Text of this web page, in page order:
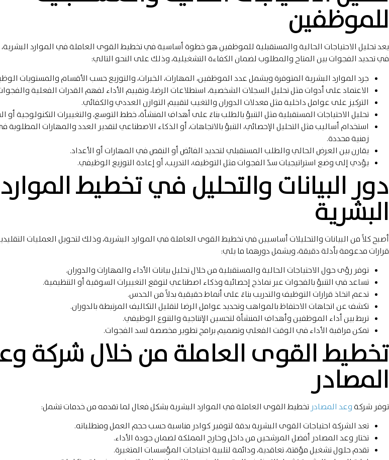
للموظفين
يعد تحليل الاحتياجات الحالية والمستقبلية للموظفين هو خطوة أساسية في تخطيط القوى العاملة في الموارد
في تحديد الفجوات بين المتاح والمطلوب لضمان الكفاءة التشغيلية، وذلك على النحو التالي:
جرد الموارد البشرية المتوفرة ويشمل عدد الموظفين، المهارات، الخبرات، والتوزيع حسب الأقسام والمستويات
الاعتماد على أدوات مثل تحليل السجلات الشخصية، استطلاعات الرضا، وتقييم الأداء لفهم القدرات الفعلية
التركيز على عوامل داخلية مثل معدلات الدوران والتغيب لتقييم التوازن العددي والكفائي.
تحليل الاحتياجات المستقبلية مثل التنبؤ بالطلب بناءً على أهداف المنشأة، خطط التوسع، والتغييرات التكنولوجية أو
استخدام أساليب مثل التحليل الإحصائي، التنبؤ بالاتجاهات، أو الذكاء الاصطناعي لتقدير العدد والمهارات المطلوبة
زمنية محددة.
يقارن بين العرض الحالي والطلب المستقبلي لتحديد الفائض أو النقص في المهارات أو الأعداد.
يؤدي إلى وضع استراتيجيات سدّ الفجوات مثل التوظيف، التدريب، أو إعادة التوزيع الوظيفي.
دور البيانات والتحليل في تخطيط الموارد
البشرية
أصبح كلاً من البيانات والتحليلات أساسيين في تخطيط القوى العاملة في الموارد البشرية، وذلك لتحويل العمليات
قرارات مدعومة بأدلة دقيقة، ويشمل دورهما ما يلي:
توفر رؤى حول الاحتياجات الحالية والمستقبلية من خلال تحليل بيانات الأداء والمهارات والدوران.
تساعد في التنبؤ بالفجوات عبر نماذج إحصائية وذكاء اصطناعي لتوقع التغييرات السوقية أو التنظيمية.
تدعم اتخاذ قرارات التوظيف والتدريب بناءً على أنماط حقيقية بدلاً من الحدس.
تكشف عن اتجاهات الاحتفاظ بالمواهب وتحديد عوامل الرضا لتقليل التكاليف المرتبطة بالدوران.
تربط بين أداء الموظفين وأهداف المنشأة لتحسين الإنتاجية والتنوع الوظيفي.
تمكن مراقبة الأداء في الوقت الفعلي وتصميم برامج تطوير مخصصة لسد الفجوات.
تخطيط القوى العاملة من خلال شركة
المصادر
توفر شركة وعد المصادر تخطيط القوى العاملة في الموارد البشرية بشكل فعال لما تقدمه من خدمات تشمل:
تعد الشركة احتياجات القوى البشرية بدقة لتوفير كوادر مناسبة حسب حجم العمل ومتطلباته.
تختار وعد المصادر أفضل المرشحين من داخل وخارج المملكة لضمان جودة الأداء.
تقدم حلول تشغيل مؤقتة، تعاقدية، ودائمة لتلبية احتياجات المؤسسات المتغيرة.